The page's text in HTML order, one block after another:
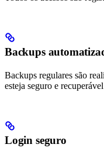
Backups
Backups regulares são
esteja seguro e
Login seguro